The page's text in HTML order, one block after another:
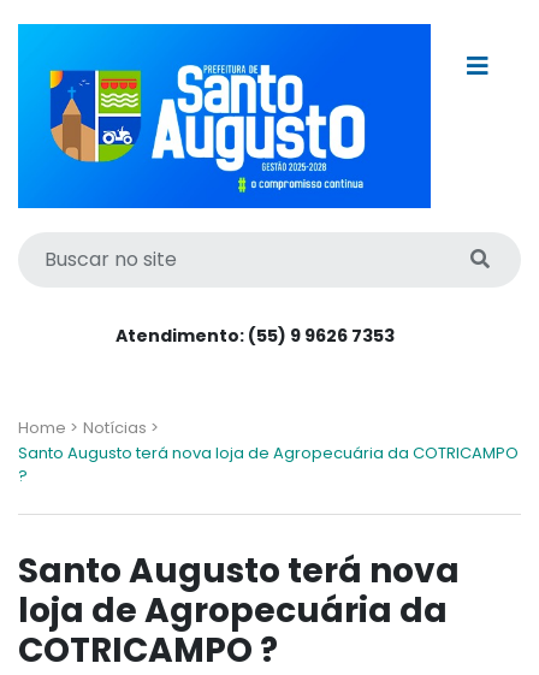
Atendimento: (55) 9 9626 7353
Home > Notícias >
Santo Augusto terá nova loja de Agropecuária da COTRICAMPO
?
Santo Augusto terá nova
loja de Agropecuária da
COTRICAMPO ?